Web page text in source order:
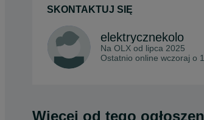
SKONTAKTUJ SIĘ
elektrycznekolo
Na OLX od lipca 2025
Ostatnio online wczoraj o
Więcej od tego